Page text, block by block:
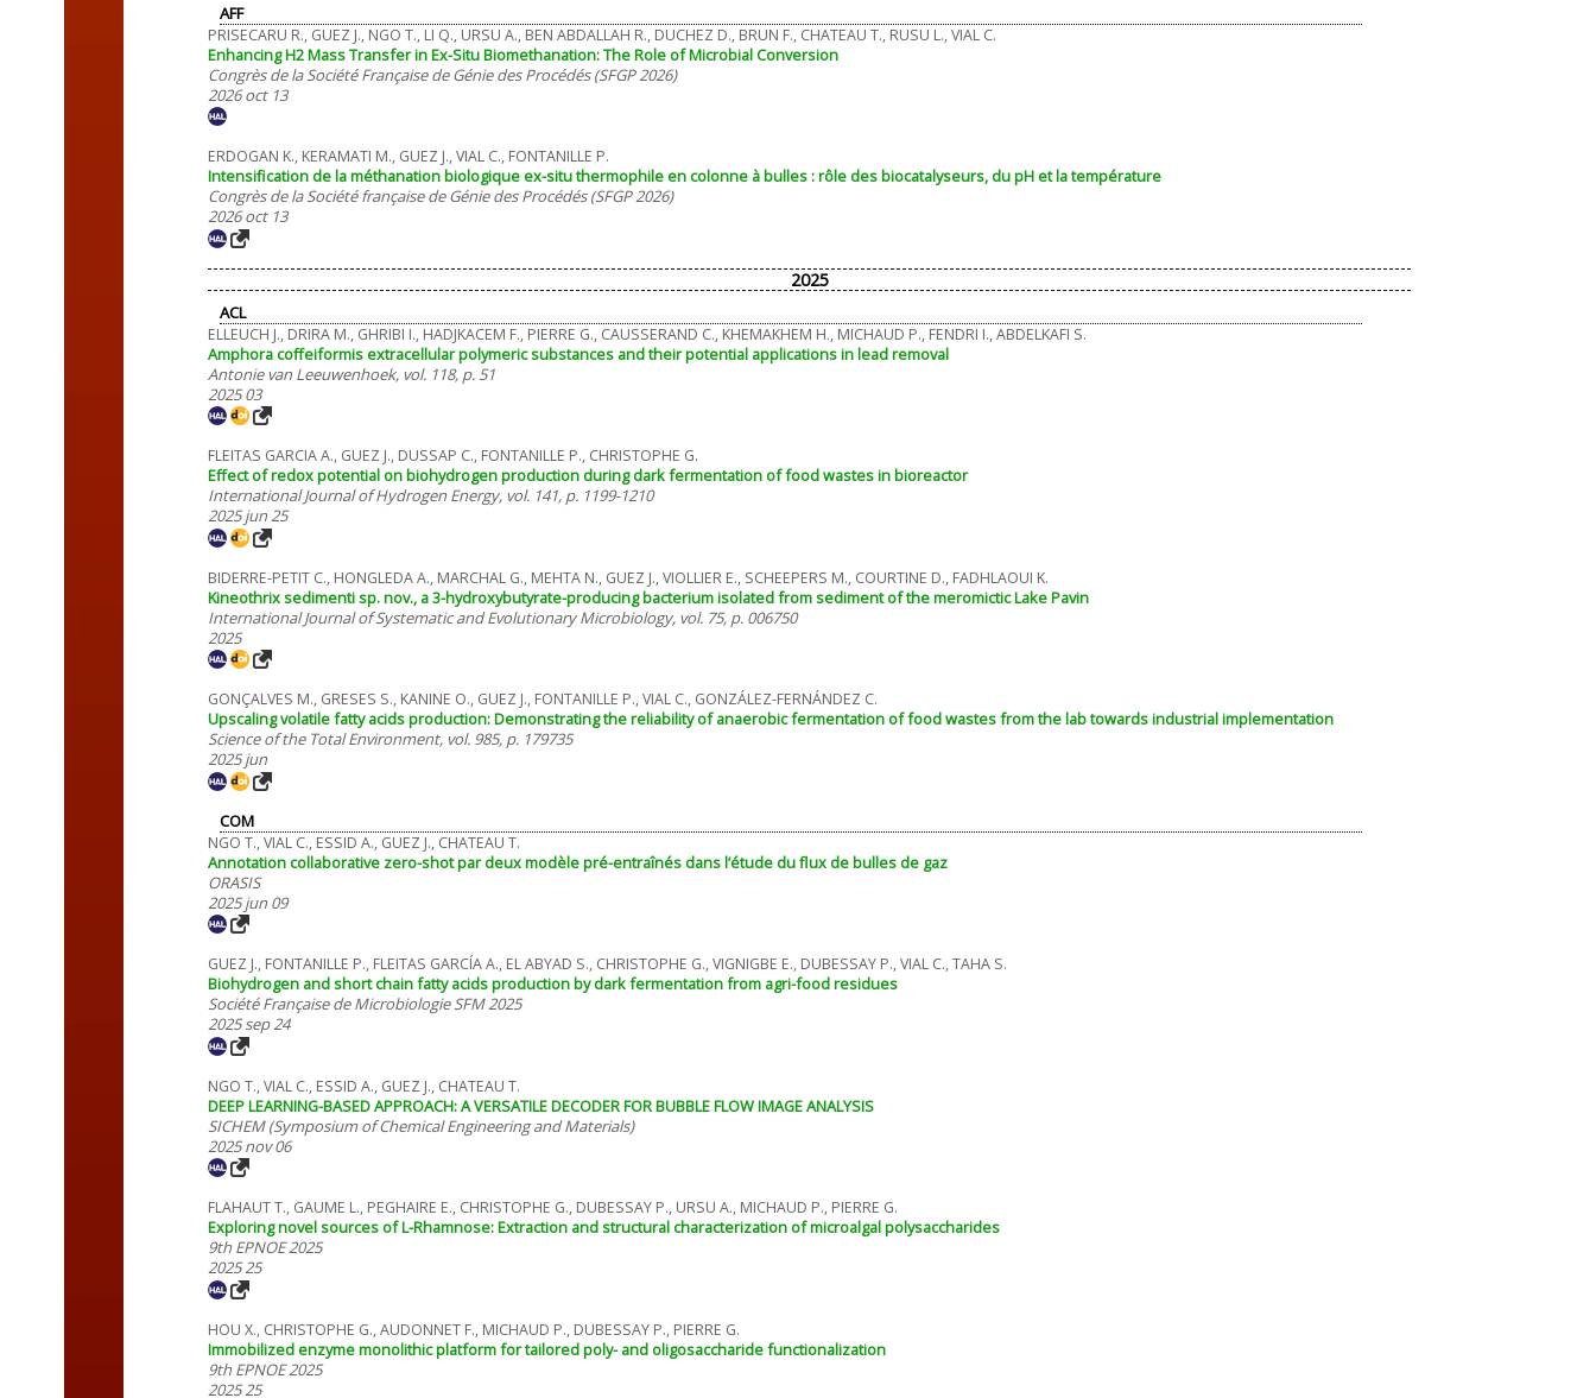
AFF
PRISECARU R., GUEZ J., NGO T., LI Q., URSU A., BEN ABDALLAH R., DUCHEZ D., BRUN F., CHATEAU T., RUSU L., VIAL C.
Enhancing H2 Mass Transfer in Ex-Situ Biomethanation: The Role of Microbial Conversion
Congrès de la Société Française de Génie des Procédés (SFGP 2026)
2026 oct 13
ERDOGAN K., KERAMATI M., GUEZ J., VIAL C., FONTANILLE P.
Intensification de la méthanation biologique ex-situ thermophile en colonne à bulles : rôle des biocatalyseurs, du pH et la température
Congrès de la Société française de Génie des Procédés (SFGP 2026)
2026 oct 13
2025
ACL
ELLEUCH J., DRIRA M., GHRIBI I., HADJKACEM F., PIERRE G., CAUSSERAND C., KHEMAKHEM H., MICHAUD P., FENDRI I., ABDELKAFI S.
Amphora coffeiformis extracellular polymeric substances and their potential applications in lead removal
Antonie van Leeuwenhoek, vol. 118, p. 51
2025 03
FLEITAS GARCIA A., GUEZ J., DUSSAP C., FONTANILLE P., CHRISTOPHE G.
Effect of redox potential on biohydrogen production during dark fermentation of food wastes in bioreactor
International Journal of Hydrogen Energy, vol. 141, p. 1199-1210
2025 jun 25
BIDERRE-PETIT C., HONGLEDA A., MARCHAL G., MEHTA N., GUEZ J., VIOLLIER E., SCHEEPERS M., COURTINE D., FADHLAOUI K.
Kineothrix sedimenti sp. nov., a 3-hydroxybutyrate-producing bacterium isolated from sediment of the meromictic Lake Pavin
International Journal of Systematic and Evolutionary Microbiology, vol. 75, p. 006750
2025
GONÇALVES M., GRESES S., KANINE O., GUEZ J., FONTANILLE P., VIAL C., GONZÁLEZ-FERNÁNDEZ C.
Upscaling volatile fatty acids production: Demonstrating the reliability of anaerobic fermentation of food wastes from the lab towards industrial implementation
Science of the Total Environment, vol. 985, p. 179735
2025 jun
COM
NGO T., VIAL C., ESSID A., GUEZ J., CHATEAU T.
Annotation collaborative zero-shot par deux modèle pré-entraînés dans l’étude du flux de bulles de gaz
ORASIS
2025 jun 09
GUEZ J., FONTANILLE P., FLEITAS GARCÍA A., EL ABYAD S., CHRISTOPHE G., VIGNIGBE E., DUBESSAY P., VIAL C., TAHA S.
Biohydrogen and short chain fatty acids production by dark fermentation from agri-food residues
Société Française de Microbiologie SFM 2025
2025 sep 24
NGO T., VIAL C., ESSID A., GUEZ J., CHATEAU T.
DEEP LEARNING-BASED APPROACH: A VERSATILE DECODER FOR BUBBLE FLOW IMAGE ANALYSIS
SICHEM (Symposium of Chemical Engineering and Materials)
2025 nov 06
FLAHAUT T., GAUME L., PEGHAIRE E., CHRISTOPHE G., DUBESSAY P., URSU A., MICHAUD P., PIERRE G.
Exploring novel sources of L-Rhamnose: Extraction and structural characterization of microalgal polysaccharides
9th EPNOE 2025
2025 25
HOU X., CHRISTOPHE G., AUDONNET F., MICHAUD P., DUBESSAY P., PIERRE G.
Immobilized enzyme monolithic platform for tailored poly- and oligosaccharide functionalization
9th EPNOE 2025
2025 25